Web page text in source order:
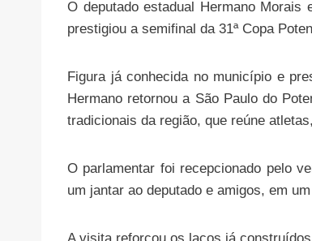
O deputado estadual Hermano
prestigiou a semifinal da 31ª Copa
Figura já conhecida no município e
Hermano retornou a São Paulo do
tradicionais da região, que reúne
O parlamentar foi recepcionado pelo
um jantar ao deputado e amigos, em